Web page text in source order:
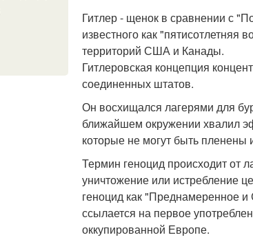
Гитлер - щенок в сравнении с
известного как
территорий США и Канады.
Гитлеровская концепция
соединенных штатов.
Он восхищался лагерями для
ближайшем окружении хвалил
которые не могут быть пленены
Термин геноцид происходит от
уничтожение или истребление
геноцид как "Преднамеренное
ссылается на первое
оккупированной Европе.